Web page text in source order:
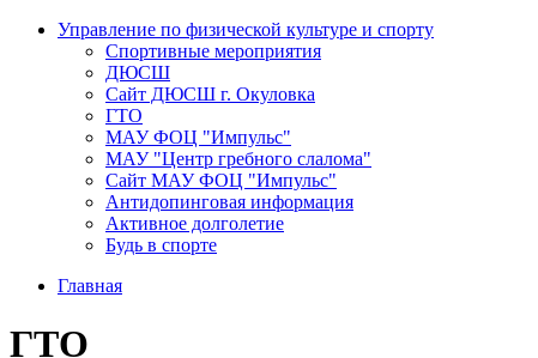
Управление по физической культуре и спорту
Спортивные мероприятия
ДЮСШ
Сайт ДЮСШ г. Окуловка
ГТО
МАУ ФОЦ "Импульс"
МАУ "Центр гребного слалома"
Сайт МАУ ФОЦ "Импульс"
Антидопинговая информация
Активное долголетие
Будь в спорте
Главная
ГТО